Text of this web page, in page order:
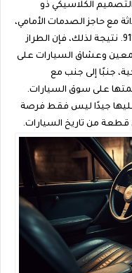
الكلاسيكي ذو
مع حاجز الصدمات الأمامي،
مما يجعلها نقطة تحوّل بارزة في تطور الـ 911. نتيجة لذلك، فإن الطراز
المجمعين وعشاق السيارات على
جنبًا إلى جنب مع
قيمتها على سوق السيارات.
عام 1986 المحافظ عليها جيدًا ليس فقط فرصة
قطعة من تاريخ السيارات.